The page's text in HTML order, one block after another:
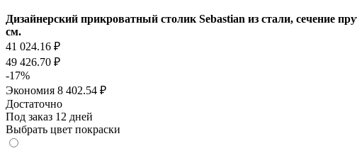
Дизайнерский прикроватный столик Sebastian из стали, сечение
см.
41 024.16 ₽
49 426.70 ₽
-17%
Экономия 8 402.54 ₽
Достаточно
Под заказ 12 дней
Выбрать цвет покраски